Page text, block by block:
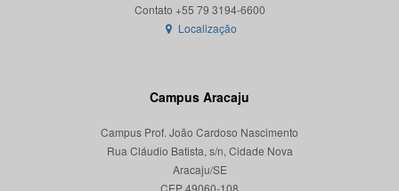
Localização
Campus Aracaju
Campus Prof. João Cardoso Nascimento
Rua Cláudio Batista, s/n, Cidade Nova
Aracaju/SE